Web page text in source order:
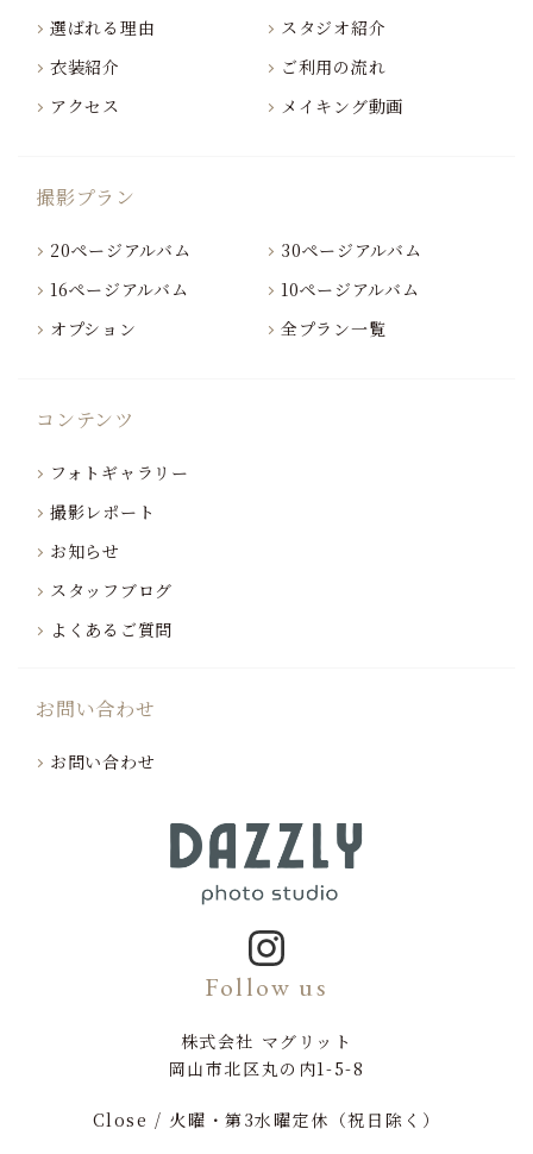
選ばれる理由
スタジオ紹介
衣装紹介
ご利用の流れ
アクセス
メイキング動画
撮影プラン
20ページアルバム
30ページアルバム
16ページアルバム
10ページアルバム
オプション
全プラン一覧
コンテンツ
フォトギャラリー
撮影レポート
お知らせ
スタッフブログ
よくあるご質問
お問い合わせ
お問い合わせ
Follow us
株式会社 マグリット
岡山市北区丸の内1-5-8
Close / 火曜・第3水曜定休（祝日除く）